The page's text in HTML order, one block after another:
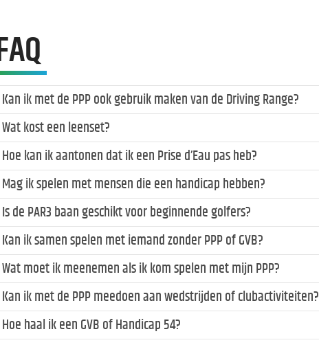
FAQ
Kan ik met de PPP ook gebruik maken van de Driving Range?
Wat kost een leenset?
Hoe kan ik aantonen dat ik een Prise d’Eau pas heb?
Mag ik spelen met mensen die een handicap hebben?
Is de PAR3 baan geschikt voor beginnende golfers?
Kan ik samen spelen met iemand zonder PPP of GVB?
Wat moet ik meenemen als ik kom spelen met mijn PPP?
Kan ik met de PPP meedoen aan wedstrijden of clubactiviteiten?
Hoe haal ik een GVB of Handicap 54?